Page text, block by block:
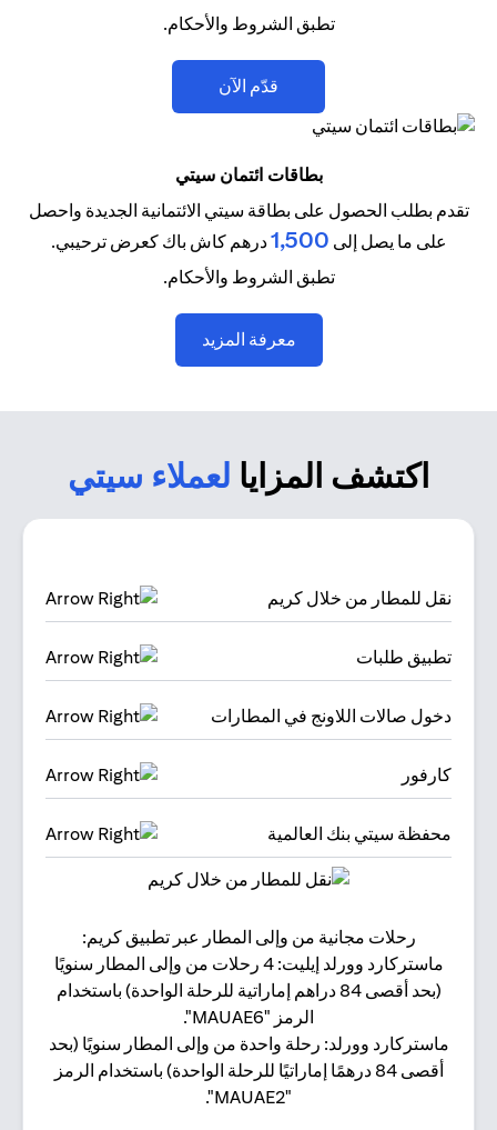
تطبق الشروط والأحكام.
قدّم الآن
بطاقات ائتمان سيتي
تقدم بطلب الحصول على بطاقة سيتي الائتمانية الجديدة واحصل
على ما يصل إلى 1,500درهم كاش باك كعرض ترحيبي.
تطبق الشروط والأحكام.
معرفة المزيد
اكتشف المزايا لعملاء سيتي
نقل للمطار من خلال كريم
تطبيق طلبات
دخول صالات اللاونج في المطارات
كارفور
محفظة سيتي بنك العالمية
رحلات مجانية من وإلى المطار عبر تطبيق كريم:
ماستركارد وورلد إيليت: 4 رحلات من وإلى المطار سنويًا
(بحد أقصى 84 دراهم إماراتية للرحلة الواحدة) باستخدام
الرمز "MAUAE6".
ماستركارد وورلد: رحلة واحدة من وإلى المطار سنويًا (بحد
أقصى 84 درهمًا إماراتيًا للرحلة الواحدة) باستخدام الرمز
"MAUAE2".